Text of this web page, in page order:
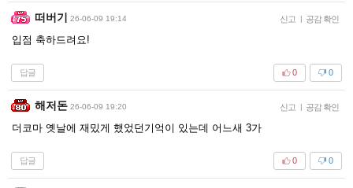
떠버기 26-06-09 19:14 신고 | 공감 확인
입점 축하드려요!
답글 0
0
해저돈 26-06-09 19:20 신고 | 공감 확인
더코마 옛날에 재밌게 했었던기억이 있는데 어느새 3가
답글 0
0